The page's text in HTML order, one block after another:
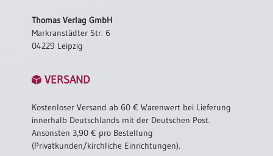
Thomas Verlag GmbH
Markranstädter Str. 6
04229 Leipzig
VERSAND
Kostenloser Versand ab 60 € Warenwert bei Lieferung
innerhalb Deutschlands mit der Deutschen Post.
Ansonsten 3,90 € pro Bestellung
(Privatkunden/kirchliche Einrichtungen).